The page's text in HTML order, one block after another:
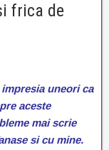
frica de
uneori ca
aceste
mai scrie
si cu mine.